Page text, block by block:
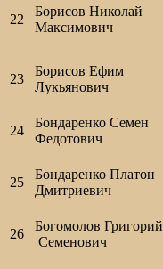
22
Борисов Николай
Максимович
23
Борисов Ефим
Лукьянович
24
Бондаренко Семен
Федотович
25
Бондаренко Платон
Дмитриевич
26
Богомолов Григорий
Семенович